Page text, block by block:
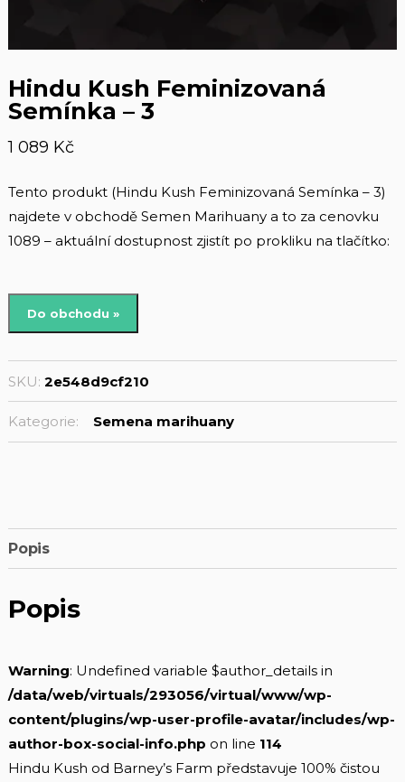
Hindu Kush Feminizovaná
Semínka – 3
1 089 Kč
Tento produkt (Hindu Kush Feminizovaná Semínka – 3)
najdete v obchodě Semen Marihuany a to za cenovku
1089 – aktuální dostupnost zjistít po prokliku na tlačítko:
Do obchodu »
SKU: 2e548d9cf210
Kategorie: Semena marihuany
Popis
Popis
Warning: Undefined variable $author_details in
/data/web/virtuals/293056/virtual/www/wp-
content/plugins/wp-user-profile-avatar/includes/wp-
author-box-social-info.php on line 114
Hindu Kush od Barney’s Farm představuje 100% čistou